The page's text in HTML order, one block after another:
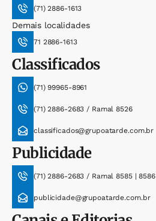
(71) 2886-1613
Demais localidades
71 2886-1613
Classificados
(71) 99965-8961
(71) 2886-2683 / Ramal 8526
classificados@grupoatarde.com.br
Publicidade
(71) 2886-2683 / Ramal 8585 | 8586
publicidade@grupoatarde.com.br